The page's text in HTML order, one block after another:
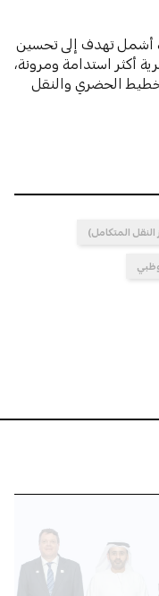
أشمل تهدف إلى تحسين
أكثر استدامة ومرونة،
الحضري والنقل
المتكامل)